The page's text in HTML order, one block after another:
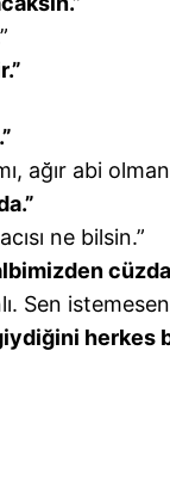
ağır abi
acısı ne bilsin.”
Sen
herkes